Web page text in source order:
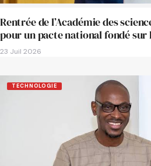
Rentrée de l’Académie des
pour un pacte national fondé sur
23 Juil 2026
TECHNOLOGIE